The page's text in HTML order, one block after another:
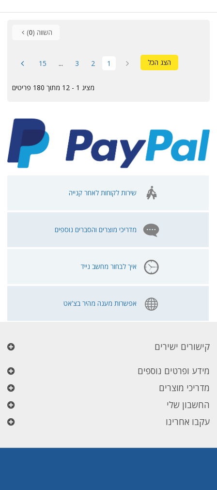
השווה (0
)
הצג הכל 1
2
3
...
15
מציג 1 - 12 מתוך 180 פריטים
שירות לקוחות לאחר קנייה
מדריכי מוצרים והסברים נוספים
איך לבחור מחשב נייד
אפשרות מענה מהיר בצ'אט
קישורים ישירים
מידע ופרטים נוספים
מדריכי מוצרים
החשבון שלי
עקבו אחרינו